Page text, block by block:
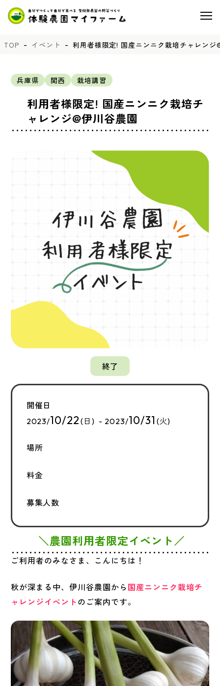
TOP イベント 利用者様限定! 国産ニンニク栽培チャレンジ
兵庫県 関西 栽培講習
利用者様限定! 国産ニンニク栽培チ
ャレンジ@伊川谷農園
終了
開催日
2023/10/22 (日) - 2023/10/31 (火)
場所
料金
募集人数
＼農園利用者限定イベント／
ご利用者のみなさま、こんにちは！
秋が深まる中、伊川谷農園から 国産ニンニク栽培チ
ャレンジイベントのご案内です。